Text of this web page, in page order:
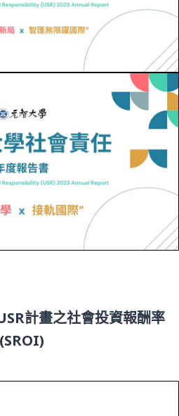
計畫之社會投資報酬率
(SROI)